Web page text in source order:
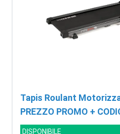
Tapis Roulant
PREZZO PROMO +
DISPONIBILE